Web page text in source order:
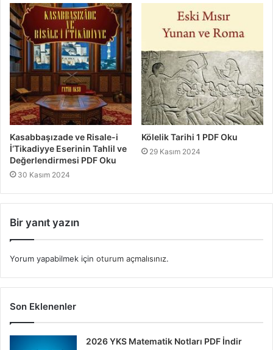
Kasabbaşızade ve Risale-i
İ‘Tikadiyye Eserinin Tahlil ve
Değerlendirmesi PDF Oku
30 Kasım 2024
Kölelik Tarihi 1 PDF Oku
29 Kasım 2024
Bir yanıt yazın
Yorum yapabilmek için oturum açmalısınız.
Son Eklenenler
2026 YKS Matematik Notları PDF İndir